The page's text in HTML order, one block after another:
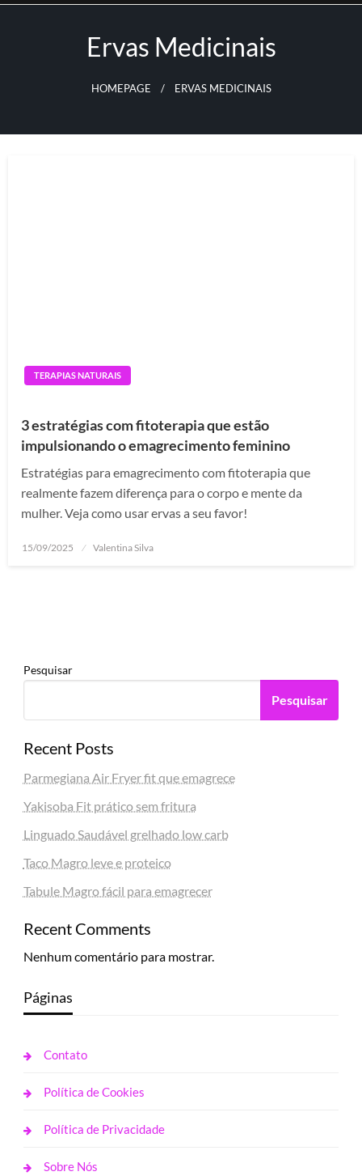
Skip
Ervas Medicinais
HOMEPAGE ERVAS MEDICINAIS
TERAPIAS NATURAIS
3 estratégias com fitoterapia que estão
impulsionando o emagrecimento feminino
Estratégias para emagrecimento com fitoterapia que
realmente fazem diferença para o corpo e mente da
mulher. Veja como usar ervas a seu favor!
Posted
15/09/2025 Valentina Silva
Pesquisar
Pesquisar
Recent Posts
Parmegiana Air Fryer fit que emagrece
Yakisoba Fit prático sem fritura
Linguado Saudável grelhado low carb
Taco Magro leve e proteico
Tabule Magro fácil para emagrecer
Recent Comments
Nenhum comentário para mostrar.
Páginas
Contato
Política de Cookies
Política de Privacidade
Sobre Nós